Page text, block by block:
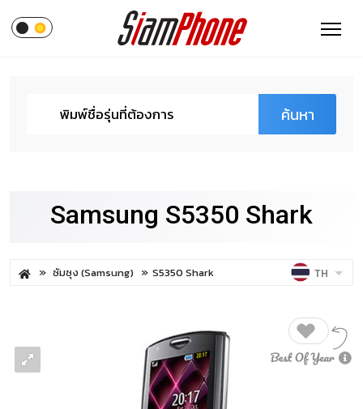
ค้นหา
Samsung S5350 Shark
ซัมซุง (Samsung) S5350 Shark TH